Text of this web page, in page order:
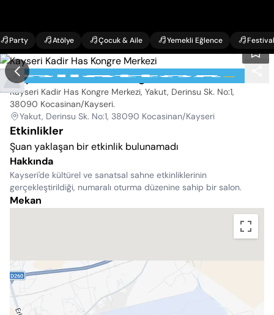
Party Atölye Çocuk & Aile Yemekli Eğlence Festival
Kayseri Kadir Has Kongre Merkezi
Kayseri Kadir Has Kongre Merkezi, Yakut, Derinsu Sk. No:1,
38090 Kocasinan/Kayseri.
Yakut, Derinsu Sk. No:1, 38090 Kocasinan/Kayseri
Etkinlikler
Şuan yaklaşan bir etkinlik bulunamadı
Hakkında
Kayseri'de kültürel ve sanatsal sahne etkinliklerinin
gerçekleştirildiği, numaralı oturma düzenine sahip bir salon.
Mekan